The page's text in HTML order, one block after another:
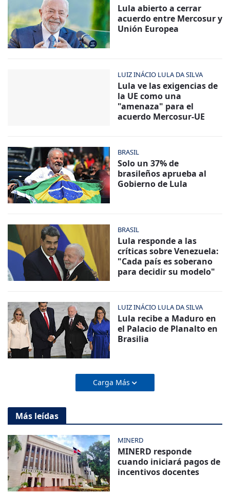
Lula abierto a cerrar
acuerdo entre Mercosur y
Unión Europea
LUIZ INÁCIO LULA DA SILVA
Lula ve las exigencias de
la UE como una
"amenaza" para el
acuerdo Mercosur-UE
BRASIL
Solo un 37% de
brasileños aprueba al
Gobierno de Lula
BRASIL
Lula responde a las
críticas sobre Venezuela:
"Cada país es soberano
para decidir su modelo"
LUIZ INÁCIO LULA DA SILVA
Lula recibe a Maduro en
el Palacio de Planalto en
Brasilia
Carga Más
Más leídas
MINERD
MINERD responde
cuando iniciará pagos de
incentivos docentes